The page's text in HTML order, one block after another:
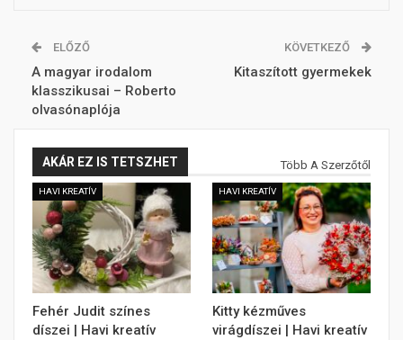
ELŐZŐ
A magyar irodalom
klasszikusai – Roberto
olvasónaplója
KÖVETKEZŐ
Kitaszított gyermekek
AKÁR EZ IS TETSZHET Több A Szerzőtől
HAVI KREATÍV
Fehér Judit színes
díszei | Havi kreatív
HAVI KREATÍV
Kitty kézműves
virágdíszei | Havi kreatív